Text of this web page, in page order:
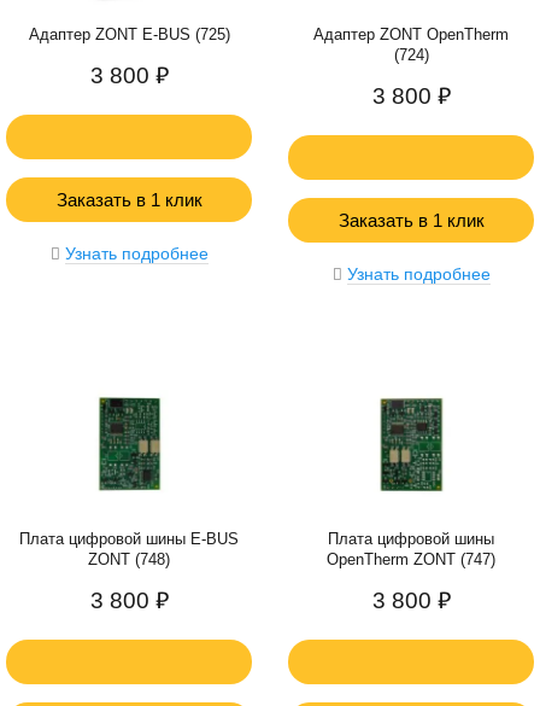
Адаптер ZONT E-BUS (725)
3 800 ₽
Заказать в 1 клик
Узнать подробнее
Адаптер ZONT OpenTherm
(724)
3 800 ₽
Заказать в 1 клик
Узнать подробнее
Плата цифровой шины E-BUS
ZONT (748)
3 800 ₽
Плата цифровой шины
OpenTherm ZONT (747)
3 800 ₽